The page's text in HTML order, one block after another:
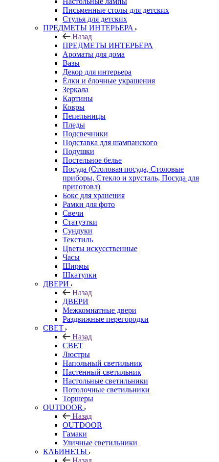
Письменные столы для детских
Стулья для детских
ПРЕДМЕТЫ ИНТЕРЬЕРА
Назад
ПРЕДМЕТЫ ИНТЕРЬЕРА
Ароматы для дома
Вазы
Декор для интерьера
Ёлки и ёлочные украшения
Зеркала
Картины
Ковры
Пепельницы
Пледы
Подсвечники
Подставка для шампанского
Подушки
Постельное белье
Посуда (Столовая посуда, Столовые
приборы, Стекло и хрусталь, Посуда для
приготовл)
Бокс для хранения
Рамки для фото
Свечи
Статуэтки
Сундуки
Текстиль
Цветы искусственные
Часы
Ширмы
Шкатулки
ДВЕРИ
Назад
ДВЕРИ
Межкомнатные двери
Раздвижные перегородки
СВЕТ
Назад
СВЕТ
Люстры
Напольный светильник
Настенный светильник
Настольные светильники
Потолочные светильники
Торшеры
OUTDOOR
Назад
OUTDOOR
Гамаки
Уличные светильники
КАБИНЕТЫ
Назад